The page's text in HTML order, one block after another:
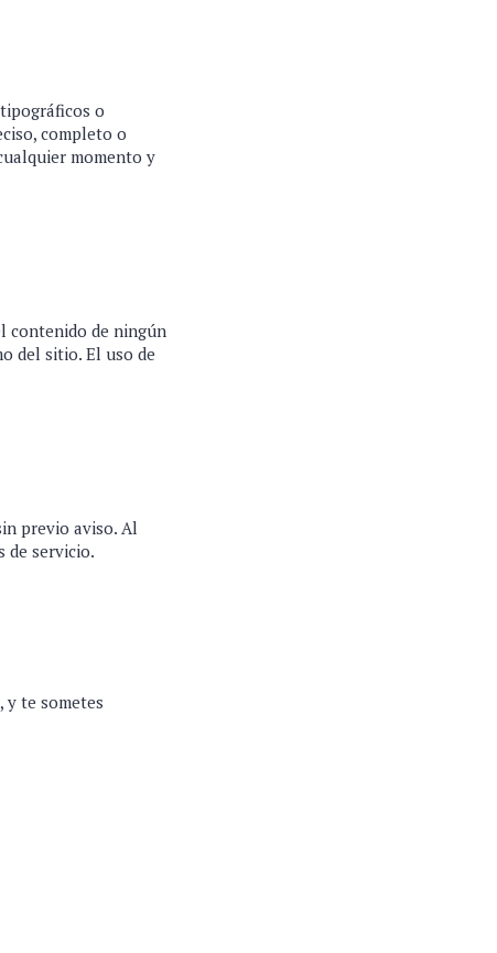
o
completo o
momento y
contenido de ningún
del sitio. El uso de
previo aviso. Al
de servicio.
y te sometes